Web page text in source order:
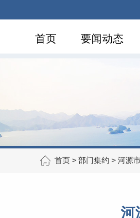
首页 要闻动态
首页 > 部门集约 > 河源
河